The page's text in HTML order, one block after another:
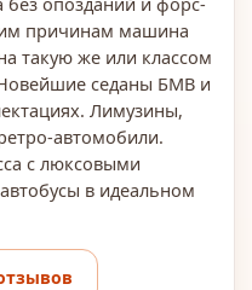
причинам машина
такую же или классом
седаны БМВ и
Лимузины,
автомобили.
с люксовыми
в идеальном